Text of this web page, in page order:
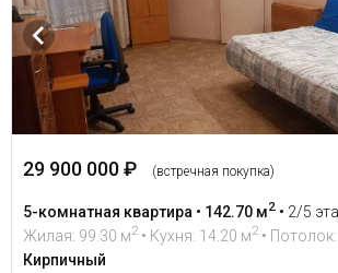
29 900 000 ₽ (встречная покупка)
5-комнатная квартира • 142.70 м2 • 2/5
Жилая: 99.30 м2 • Кухня: 14.20 м2 •
Кирпичный